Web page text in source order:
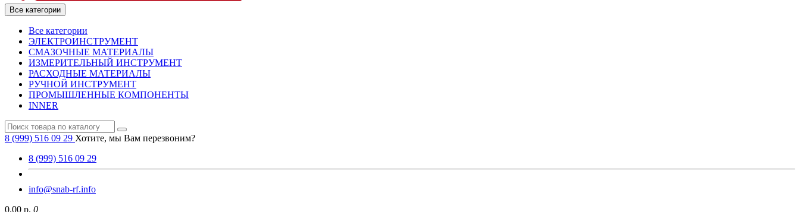
Все категории
Все категории
ЭЛЕКТРОИНСТРУМЕНТ
СМАЗОЧНЫЕ МАТЕРИАЛЫ
ИЗМЕРИТЕЛЬНЫЙ ИНСТРУМЕНТ
РАСХОДНЫЕ МАТЕРИАЛЫ
РУЧНОЙ ИНСТРУМЕНТ
ПРОМЫШЛЕННЫЕ КОМПОНЕНТЫ
INNER
8 (999) 516 09 29 Хотите, мы Вам перезвоним?
8 (999) 516 09 29
info@snab-rf.info
0.00 р. 0